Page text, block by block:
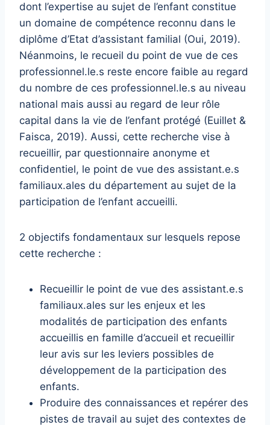
dont l’expertise au sujet de l’enfant constitue
un domaine de compétence reconnu dans le
diplôme d’Etat d’assistant familial (Oui, 2019).
Néanmoins, le recueil du point de vue de ces
professionnel.le.s reste encore faible au regard
du nombre de ces professionnel.le.s au niveau
national mais aussi au regard de leur rôle
capital dans la vie de l’enfant protégé (Euillet &
Faisca, 2019). Aussi, cette recherche vise à
recueillir, par questionnaire anonyme et
confidentiel, le point de vue des assistant.e.s
familiaux.ales du département au sujet de la
participation de l’enfant accueilli.
2 objectifs fondamentaux sur lesquels repose
cette recherche :
Recueillir le point de vue des assistant.e.s
familiaux.ales sur les enjeux et les
modalités de participation des enfants
accueillis en famille d’accueil et recueillir
leur avis sur les leviers possibles de
développement de la participation des
enfants.
Produire des connaissances et repérer des
pistes de travail au sujet des contextes de